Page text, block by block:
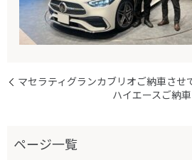
マセラティグランカブリオご納車させ
ハイエースご納